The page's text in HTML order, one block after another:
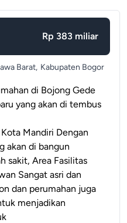
Rp 383 miliar
Barat, Kabupaten Bogor
di Bojong Gede
yang akan di tembus
Mandiri Dengan
akan di bangun
sakit, Area Fasilitas
Sangat asri dan
dan perumahan juga
menjadikan